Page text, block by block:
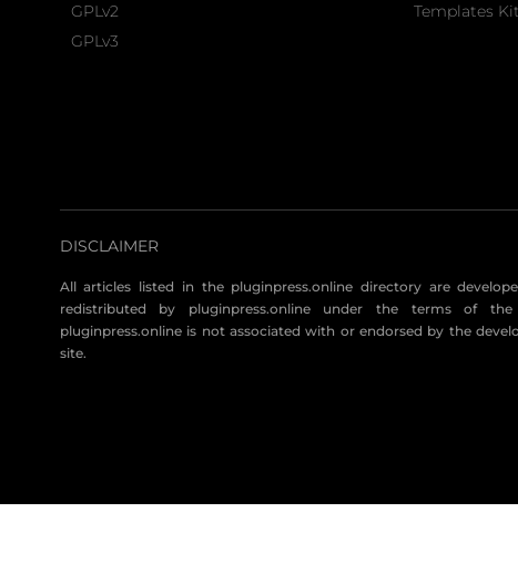
GPLv2
GPLv3
Templates
DISCLAIMER
All articles listed in the pluginpress.online directory are
redistributed by pluginpress.online under the terms of the
pluginpress.online is not associated with or endorsed by the
site.